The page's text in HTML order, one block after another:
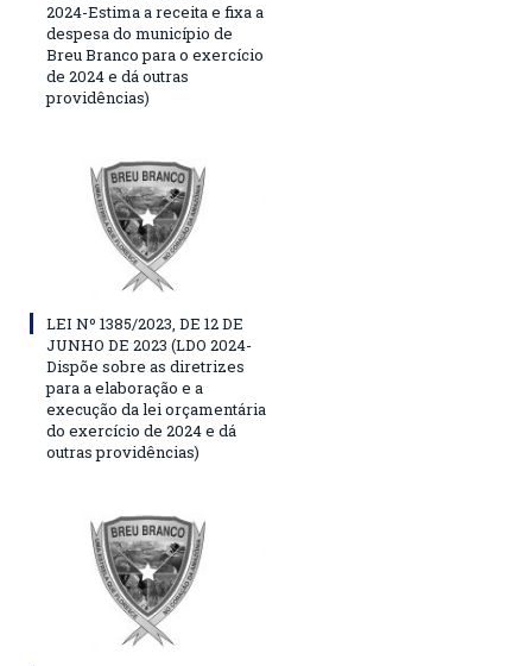
2024-Estima a receita e fixa a
despesa do município de
Breu Branco para o exercício
de 2024 e dá outras
providências)
LEI Nº 1385/2023, DE 12 DE
JUNHO DE 2023 (LDO 2024-
Dispõe sobre as diretrizes
para a elaboração e a
execução da lei orçamentária
do exercício de 2024 e dá
outras providências)